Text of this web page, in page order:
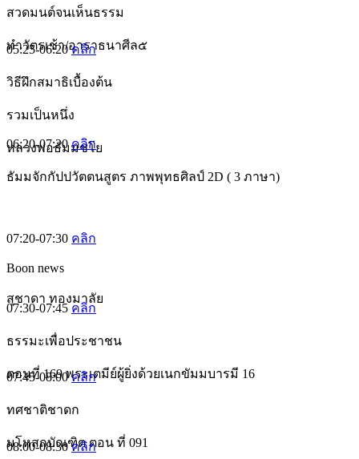
สวดมนต์จนเห็นธรรม
ทำวัตรเช้า/อาราธนาศีล๕
05:25-06:20คลิก
วิธีฝึกสมาธิเบื้องต้น
รวมเป็นหนึ่ง
หลวงพ่อธัมมชโย
06:20-07:20คลิก
ธัมมจักกัปปวัตตนสูตร ภาพพุทธศิลป์ 2D ( 3 ภาษา)
07:20-07:30 คลิก
Boon news
สุชาดา ทองมาลัย
07:30-07:45 คลิก
ธรรมะเพื่อประชาชน
ตอนที่ 169 พระเตมีย์ผู้ยิ่งด้วยเนกขัมมบารมี 16
07:45-08:00คลิก
ทศชาติชาดก
มโหสถบัณฑิต ตอน ที่ 091
08:00-08:30คลิก